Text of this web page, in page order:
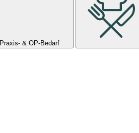
Praxis- & OP-Bedarf